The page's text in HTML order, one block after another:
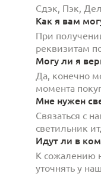
Сдэк, Пэк,
Как я вам
При
реквизитам
Могу ли я
Да, конечно
момента
Мне нужен
Связаться с
светильник
Идут ли в
К сожалению
уточнять у